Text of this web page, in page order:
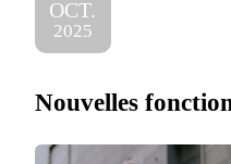
OCT.
2025
Nouvelles